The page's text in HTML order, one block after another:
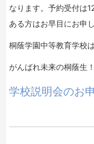
なります。予約受付は
ある方はお早目にお申
桐蔭学園中等教育学校
がんばれ未来の桐蔭生！
学校説明会のお